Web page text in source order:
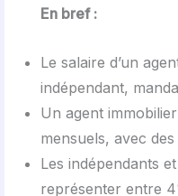
En bref :
Le salaire d’un
indépendant,
Un agent
mensuels, avec
Les indépendants
représenter entre